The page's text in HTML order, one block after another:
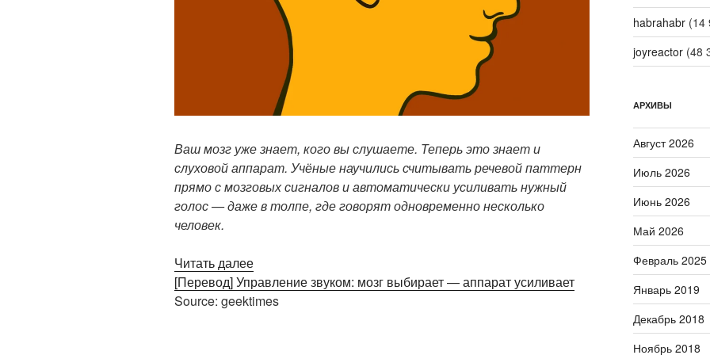
Ваш мозг уже знает, кого вы слушаете. Теперь это знает и
слуховой аппарат. Учёные научились считывать речевой паттерн
прямо с мозговых сигналов и автоматически усиливать нужный
голос — даже в толпе, где говорят одновременно несколько
человек.
Читать далее
[Перевод] Управление звуком: мозг выбирает — аппарат усиливает
Source: geektimes
habrahabr(14
joyreactor(48
АРХИВЫ
Август 2026
Июль 2026
Июнь 2026
Май 2026
Февраль 2025
Январь 2019
Декабрь 2018
Ноябрь 2018